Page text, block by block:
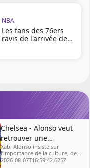
NBA
Les fans des 76ers
ravis de l'arrivée de
Chelsea - Alonso veut
retrouver une
"mentalité de
gagnants"
Xabi Alonso insiste sur
l’importance de la culture, de
la confiance et de l’état d’esprit
pour permettre à Chelsea de
2026-08-07T16:59:42.625Z